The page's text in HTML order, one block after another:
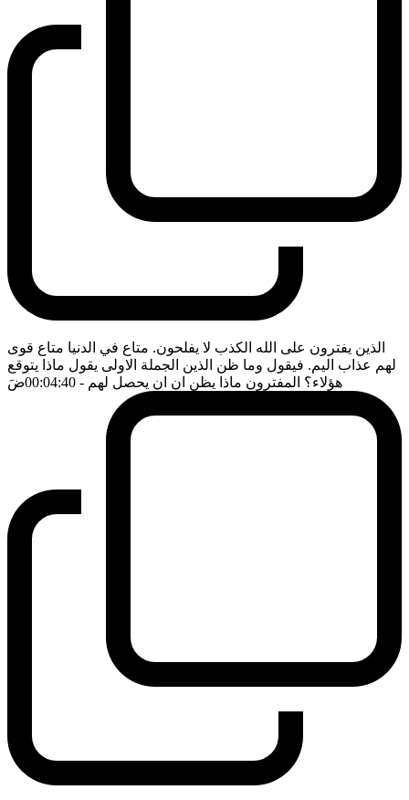
الذين يفترون على الله الكذب لا يفلحون. متاع في الدنيا متاع قوى
لهم عذاب اليم. فيقول وما ظن الذين الجملة الاولى يقول ماذا يتوقع
هؤلاء؟ المفترون ماذا يظن ان ان يحصل لهم - 00:04:40 ضَ